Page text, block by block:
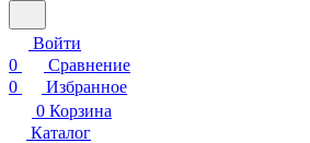
Войти
0
Сравнение
0
Избранное
0 Корзина
Каталог